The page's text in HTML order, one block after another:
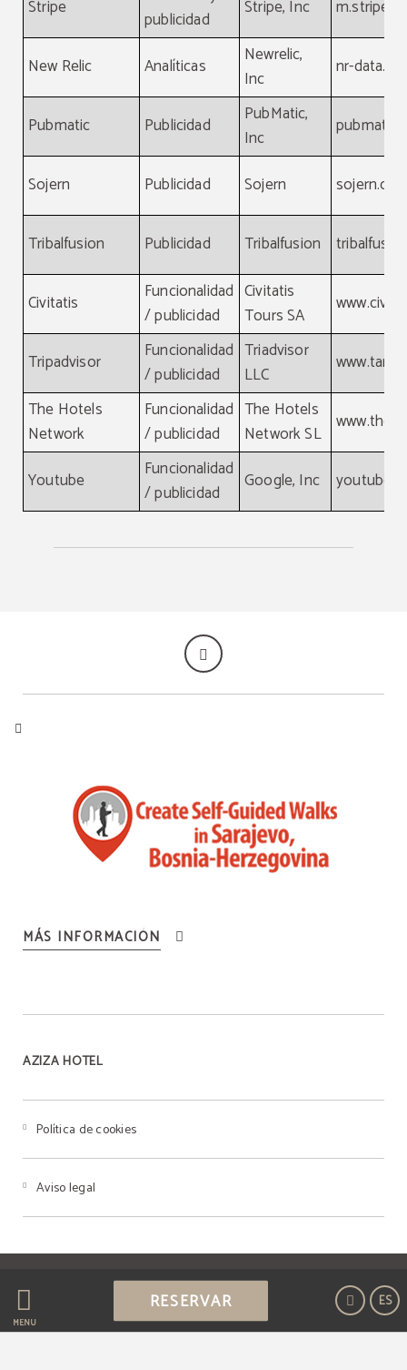
MENÚ
ES
RESERVAR
Stripe
publicidad
Stripe, Inc
New Relic Analíticas
Newrelic,
Inc
nr-data.net
Pubmatic Publicidad
PubMatic,
Inc
Sojern Publicidad Sojern
Tribalfusion Publicidad Tribalfusion
Civitatis
Funcionalidad
/ publicidad
Civitatis
Tours SA
Tripadvisor
Funcionalidad
/ publicidad
Triadvisor
LLC
The Hotels
Network
Funcionalidad
/ publicidad
The Hotels
Network SL
Youtube
Funcionalidad
/ publicidad
Google, Inc
MÁS INFORMACIÓN
AZIZA HOTEL
Política de cookies
Aviso legal
Powered by Keytel